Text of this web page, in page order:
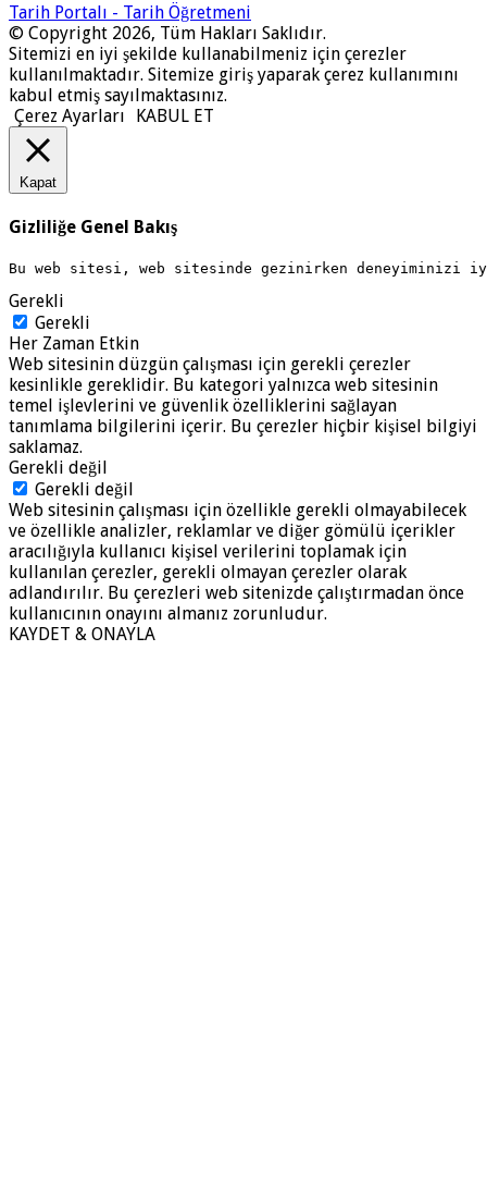
Tarih Portalı - Tarih Öğretmeni
© Copyright 2026, Tüm Hakları Saklıdır.
Sitemizi en iyi şekilde kullanabilmeniz için çerezler
kullanılmaktadır. Sitemize giriş yaparak çerez kullanımını
kabul etmiş sayılmaktasınız.
Çerez Ayarları
KABUL ET
Kapat
Gizliliğe Genel Bakış
Bu web sitesi, web sitesinde gezinirken deneyiminizi
Gerekli
Gerekli
Her Zaman Etkin
Web sitesinin düzgün çalışması için gerekli çerezler
kesinlikle gereklidir. Bu kategori yalnızca web sitesinin
temel işlevlerini ve güvenlik özelliklerini sağlayan
tanımlama bilgilerini içerir. Bu çerezler hiçbir kişisel bilgiyi
saklamaz.
Gerekli değil
Gerekli değil
Web sitesinin çalışması için özellikle gerekli olmayabilecek
ve özellikle analizler, reklamlar ve diğer gömülü içerikler
aracılığıyla kullanıcı kişisel verilerini toplamak için
kullanılan çerezler, gerekli olmayan çerezler olarak
adlandırılır. Bu çerezleri web sitenizde çalıştırmadan önce
kullanıcının onayını almanız zorunludur.
KAYDET & ONAYLA